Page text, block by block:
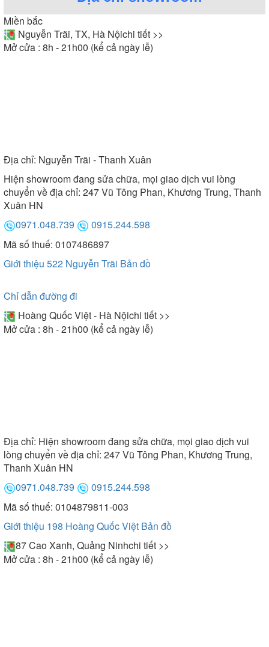
Miền bắc
Nguyễn Trãi, TX, Hà Nộichi tiết >>
Mở cửa : 8h - 21h00 (kể cả ngày lễ)
Địa chỉ: Nguyễn Trãi - Thanh Xuân
Hiện showroom đang sửa chữa, mọi giao dịch vui lòng
chuyển về địa chỉ: 247 Vũ Tông Phan, Khương Trung, Thanh
Xuân HN
0971.048.739
0915.244.598
Mã số thuế: 0107486897
Giới thiệu 522 Nguyễn Trãi Bản đồ
Chỉ dẫn đường đi
Hoàng Quốc Việt - Hà Nộichi tiết >>
Mở cửa : 8h - 21h00 (kể cả ngày lễ)
Địa chỉ: Hiện showroom đang sửa chữa, mọi giao dịch vui
lòng chuyển về địa chỉ: 247 Vũ Tông Phan, Khương Trung,
Thanh Xuân HN
0971.048.739
0915.244.598
Mã số thuế: 0104879811-003
Giới thiệu 198 Hoàng Quốc Việt Bản đồ
87 Cao Xanh, Quảng Ninhchi tiết >>
Mở cửa : 8h - 21h00 (kể cả ngày lễ)